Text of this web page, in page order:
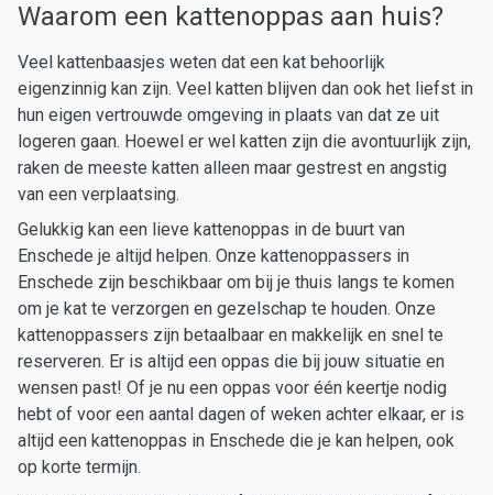
Waarom een kattenoppas aan huis?
Veel kattenbaasjes weten dat een kat behoorlijk
eigenzinnig kan zijn. Veel katten blijven dan ook het liefst in
hun eigen vertrouwde omgeving in plaats van dat ze uit
logeren gaan. Hoewel er wel katten zijn die avontuurlijk zijn,
raken de meeste katten alleen maar gestrest en angstig
van een verplaatsing.
Gelukkig kan een lieve kattenoppas in de buurt van
Enschede je altijd helpen. Onze kattenoppassers in
Enschede zijn beschikbaar om bij je thuis langs te komen
om je kat te verzorgen en gezelschap te houden. Onze
kattenoppassers zijn betaalbaar en makkelijk en snel te
reserveren. Er is altijd een oppas die bij jouw situatie en
wensen past! Of je nu een oppas voor één keertje nodig
hebt of voor een aantal dagen of weken achter elkaar, er is
altijd een kattenoppas in Enschede die je kan helpen, ook
op korte termijn.